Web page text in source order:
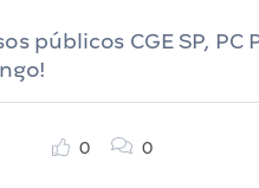
públicos CGE SP, PC
0 0